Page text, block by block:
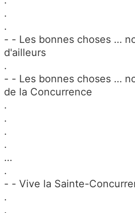
.
.
- - Les bonnes choses …
d'ailleurs
.
- - Les bonnes choses …
de la Concurrence
.
.
.
.
…
.
- - Vive la Sainte-
.
.